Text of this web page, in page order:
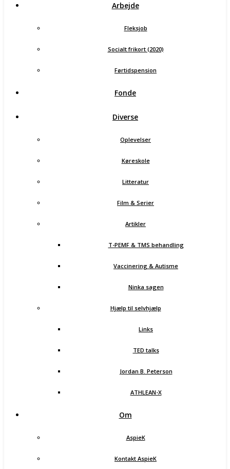
Arbejde
Fleksjob
Socialt frikort (2020)
Førtidspension
Fonde
Diverse
Oplevelser
Køreskole
Litteratur
Film & Serier
Artikler
T-PEMF & TMS behandling
Vaccinering & Autisme
Ninka sagen
Hjælp til selvhjælp
Links
TED talks
Jordan B. Peterson
ATHLEAN-X
Om
AspieK
Kontakt AspieK